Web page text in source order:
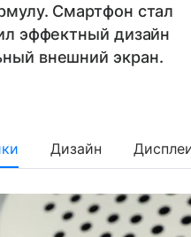
Смартфон стал
эффектный дизайн
внешний экран.
Дизайн